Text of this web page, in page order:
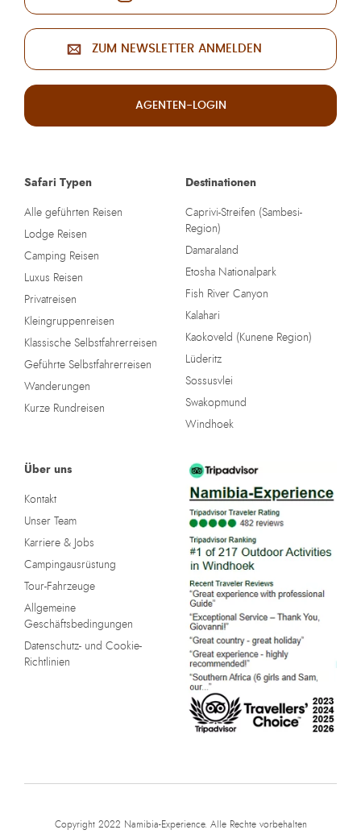
Safari Typen
Alle geführten Reisen
Lodge Reisen
Camping Reisen
Luxus Reisen
Privatreisen
Kleingruppenreisen
Klassische Selbstfahrerreisen
Geführte Selbstfahrerreisen
Wanderungen
Kurze Rundreisen
Destinationen
Caprivi-Streifen (Sambesi-
Region)
Damaraland
Etosha Nationalpark
Fish River Canyon
Kalahari
Kaokoveld (Kunene Region)
Lüderitz
Sossusvlei
Swakopmund
Windhoek
Über uns
Kontakt
Unser Team
Karriere & Jobs
Campingausrüstung
Tour-Fahrzeuge
Allgemeine
Geschäftsbedingungen
Datenschutz- und Cookie-
Richtlinien
ZUM NEWSLETTER ANMELDEN
AGENTEN-LOGIN
Copyright 2022 Namibia-Experience. Alle Rechte vorbehalten